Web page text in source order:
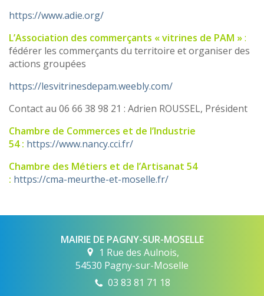
https://www.adie.org/
L’Association des commerçants « vitrines de PAM »:
fédérer les commerçants du territoire et organiser des
actions groupées
https://lesvitrinesdepam.weebly.com/
Contact au 06 66 38 98 21 : Adrien ROUSSEL, Président
Chambre de Commerces et de l’Industrie
54 : https://www.nancy.cci.fr/
Chambre des Métiers et de l’Artisanat 54
: https://cma-meurthe-et-moselle.fr/
MAIRIE DE PAGNY-SUR-MOSELLE
1 Rue des Aulnois,
54530 Pagny-sur-Moselle
03 83 81 71 18